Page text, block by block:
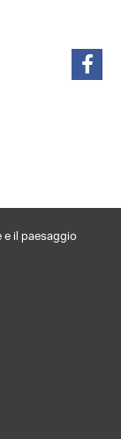
il paesaggio